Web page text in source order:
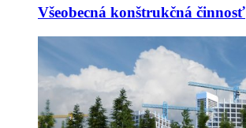
Všeobecná konštrukčná činnosť